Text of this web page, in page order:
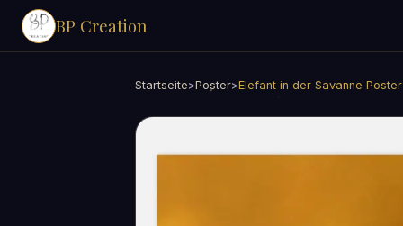
BP Creation
Startseite>Poster>Elefant in der Savanne Poster